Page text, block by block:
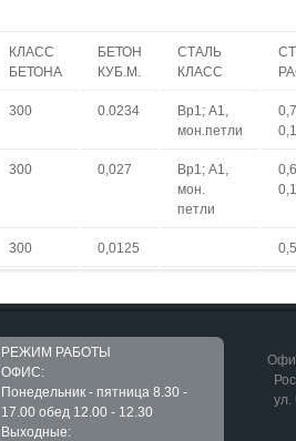
КЛАСС
БЕТОНА
БЕТОН
КУБ.М.
СТАЛЬ
КЛАСС
300 0.0234
Вр1; А1,
мон.петли
300 0,027
Вр1; А1,
мон.
петли
300 0,0125 0,5
РЕЖИМ РАБОТЫ
ОФИС:
Понедельник - пятница 8.30 -
17.00 обед 12.00 - 12.30
Выходные:
ул.